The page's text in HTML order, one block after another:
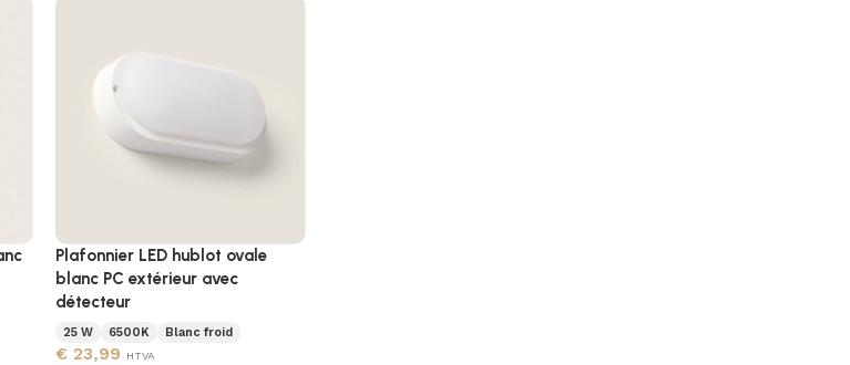
Plafonnier LED hublot ovale
blanc PC extérieur avec
détecteur
25 W 6500K Blanc froid
€23,99 HTVA